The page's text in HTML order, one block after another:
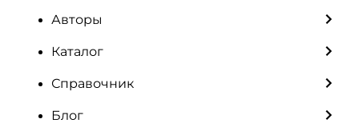
Авторы
Каталог
Справочник
Блог